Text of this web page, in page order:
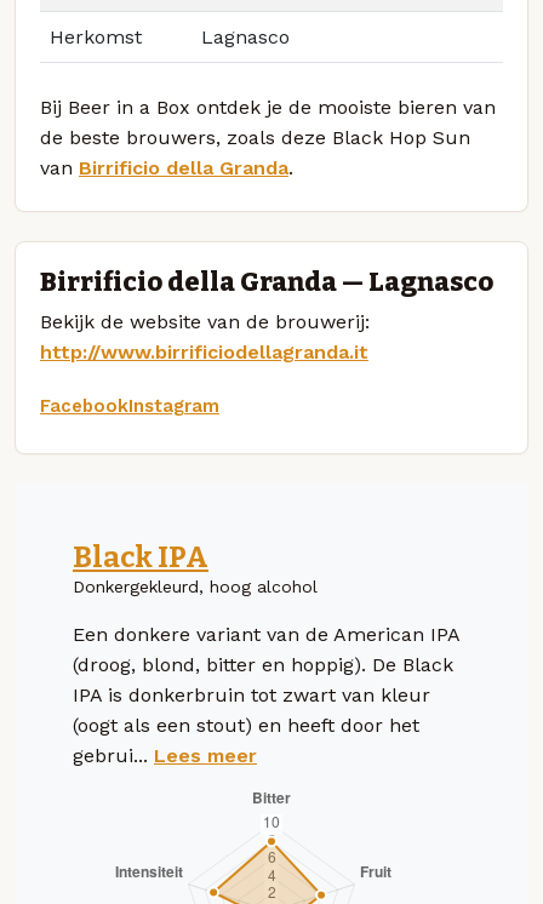
Herkomst Lagnasco
Bij Beer in a Box ontdek je de mooiste bieren van
de beste brouwers, zoals deze Black Hop Sun
van Birrificio della Granda.
Birrificio della Granda — Lagnasco
Bekijk de website van de brouwerij:
http://www.birrificiodellagranda.it
FacebookInstagram
Black IPA
Donkergekleurd, hoog alcohol
Een donkere variant van de American IPA
(droog, blond, bitter en hoppig). De Black
IPA is donkerbruin tot zwart van kleur
(oogt als een stout) en heeft door het
gebrui... Lees meer